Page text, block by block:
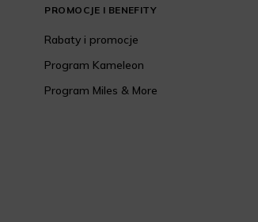
PROMOCJE I BENEFITY
Rabaty i promocje
Program Kameleon
Program Miles & More